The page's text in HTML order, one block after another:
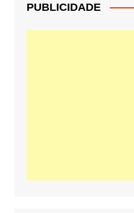
PUBLICIDADE